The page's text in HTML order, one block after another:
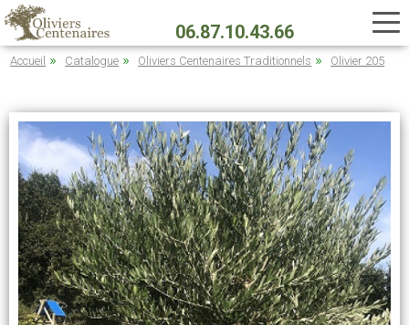
Aller
au
contenu
principal
06.87.10.43.66
Accueil Catalogue Oliviers Centenaires Traditionnels Olivier 205